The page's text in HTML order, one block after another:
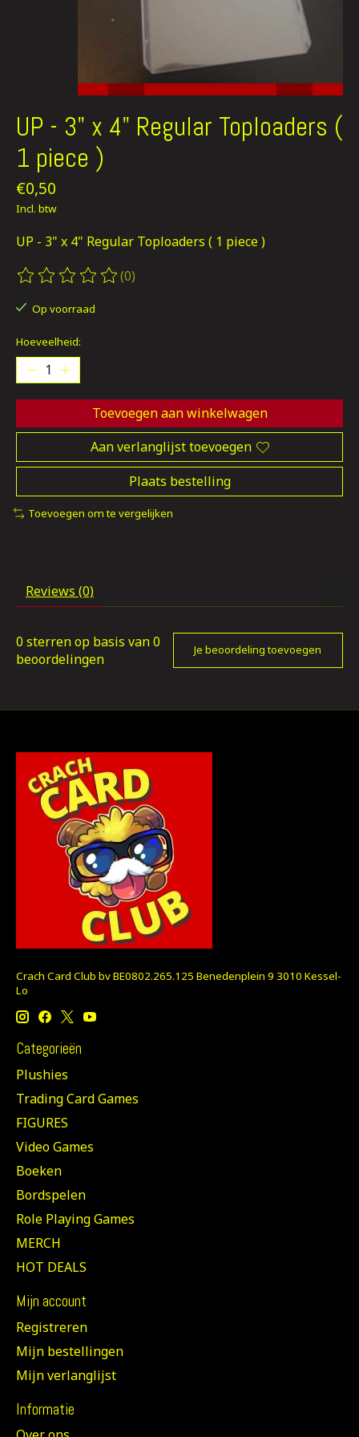
UP - 3" x 4" Regular Toploaders (
1 piece )
€0,50
Incl. btw
UP - 3" x 4" Regular Toploaders ( 1 piece )
De beoordeling van dit product is
(0)
Op voorraad
Hoeveelheid:
Toevoegen aan winkelwagen
Aan verlanglijst toevoegen
Plaats bestelling
Toevoegen om te vergelijken
Reviews (0)
0 sterren op basis van0
beoordelingen
Je beoordeling toevoegen
Crach Card Club bv BE0802.265.125 Benedenplein 9 3010 Kessel-
Lo
Categorieën
Plushies
Trading Card Games
FIGURES
Video Games
Boeken
Bordspelen
Role Playing Games
MERCH
HOT DEALS
Mijn account
Registreren
Mijn bestellingen
Mijn verlanglijst
Informatie